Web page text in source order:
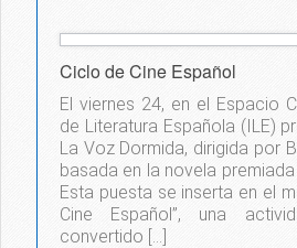
Ciclo de Cine Español
El viernes 24, en el Espacio
de Literatura Española (ILE)
La Voz Dormida, dirigida por
basada en la novela
Esta puesta se inserta en el
Cine Español”, una
convertido […]